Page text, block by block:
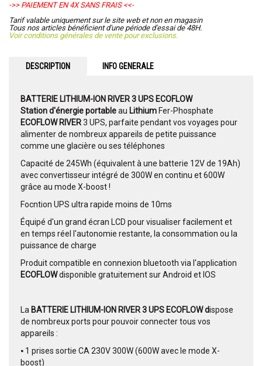
->> PAIEMENT EN 4X SANS FRAIS <<-
Tarif valable uniquement sur le site web et non en magasin
Tous nos articles bénéficient d'une période d'essai de 48H.
Voir conditions générales de vente pour exclusions.
DESCRIPTION INFO GENERALE
BATTERIE LITHIUM-ION RIVER 3 UPS ECOFLOW
Station d'énergie portableau Lithium Fer-Phosphate
ECOFLOW RIVER3 UPS, parfaite pendant vos voyages pour
alimenter de nombreux appareils de petite puissance
comme une glacière ou ses téléphones
Capacité de 245Wh (équivalent à une batterie 12V de 19Ah)
avec convertisseur intégré de 300W en continu et 600W
grâce au mode X-boost !
Focntion UPS ultra rapide moins de 10ms
Équipé d'un grand écran LCD pour visualiser facilement et
en temps réel l'autonomie restante, la consommation ou la
puissance de charge
Produit compatible en connexion bluetooth via l'application
ECOFLOWdisponible gratuitement sur Android et IOS
La BATTERIE LITHIUM-ION RIVER 3 UPS ECOFLOW dispose
de nombreux ports pour pouvoir connecter tous vos
appareils :
⦁ 1 prises sortie CA 230V 300W (600W avec le mode X-
boost)